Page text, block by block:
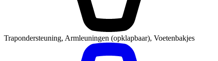
Trapondersteuning, Armleuningen (opklapbaar), Voetenbakjes